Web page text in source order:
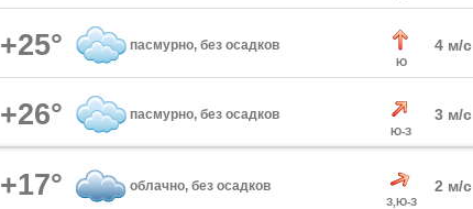
+25° пасмурно, без осадков
Ю
4 м/с
+26° пасмурно, без осадков
Ю-З
3 м/с
+17° облачно, без осадков
З,Ю-З
2 м/с